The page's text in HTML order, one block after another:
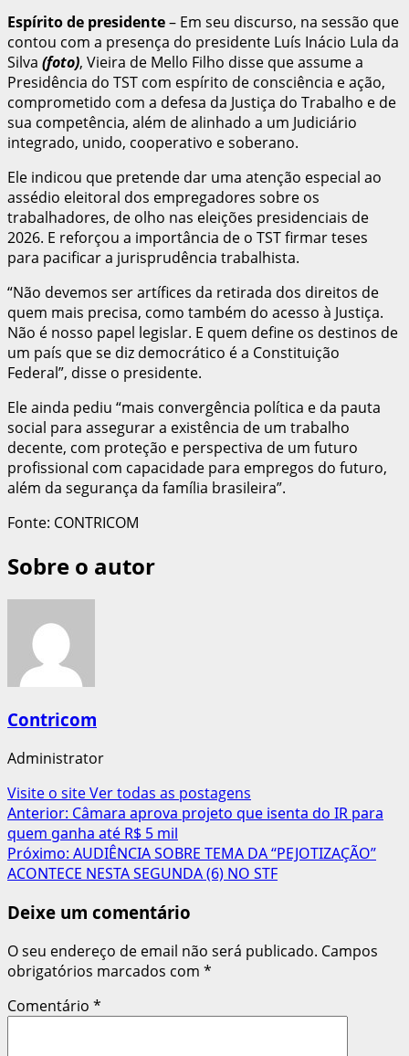
Espírito de presidente– Em seu discurso, na sessão que
contou com a presença do presidente Luís Inácio Lula da
Silva (foto), Vieira de Mello Filho disse que assume a
Presidência do TST com espírito de consciência e ação,
comprometido com a defesa da Justiça do Trabalho e de
sua competência, além de alinhado a um Judiciário
integrado, unido, cooperativo e soberano.
Ele indicou que pretende dar uma atenção especial ao
assédio eleitoral dos empregadores sobre os
trabalhadores, de olho nas eleições presidenciais de
2026. E reforçou a importância de o TST firmar teses
para pacificar a jurisprudência trabalhista.
“Não devemos ser artífices da retirada dos direitos de
quem mais precisa, como também do acesso à Justiça.
Não é nosso papel legislar. E quem define os destinos de
um país que se diz democrático é a Constituição
Federal”, disse o presidente.
Ele ainda pediu “mais convergência política e da pauta
social para assegurar a existência de um trabalho
decente, com proteção e perspectiva de um futuro
profissional com capacidade para empregos do futuro,
além da segurança da família brasileira”.
Fonte: CONTRICOM
Sobre o autor
Contricom
Administrator
Visite o siteVer todas as postagens
Navegação
de
artigos
Anterior: Câmara aprova projeto que isenta do IR para
quem ganha até R$ 5 mil
Próximo: AUDIÊNCIA SOBRE TEMA DA “PEJOTIZAÇÃO”
ACONTECE NESTA SEGUNDA (6) NO STF
Deixe um comentário
O seu endereço de email não será publicado. Campos
obrigatórios marcados com *
Comentário *